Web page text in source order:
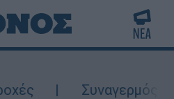
Συναγερμός